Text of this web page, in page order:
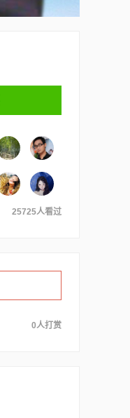
25725人看过
0人打赏